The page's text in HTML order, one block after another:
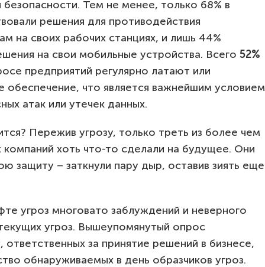
Тем не менее, только 68% в
решения для противодействия
на своих рабочих станциях, и лишь 44%
на свои мобильные устройства. Всего 52%
предприятий регулярно латают или
что является важнейшим условием
атак или утечек данных.
Пережив угрозу, только треть из более чем
хоть что-то сделали на будущее. Они
защиту – заткнули пару дыр, оставив зиять еще
угроз многовато заблуждений и неверного
угроз. Вышеупомянутый опрос
ответственных за принятие решений в бизнесе,
обнаруживаемых в день образчиков угроз.